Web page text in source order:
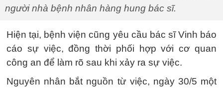
người nhà bệnh nhân hàng hung bác sĩ.
Hiện tại, bệnh viện cũng yêu cầu bác sĩ Vinh báo
cáo sự việc, đồng thời phối hợp với cơ quan
công an để làm rõ sau khi xảy ra sự việc.
Nguyên nhân bắt nguồn từ việc, ngày 30/5 một